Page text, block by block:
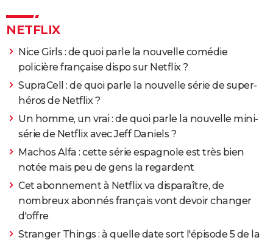
NETFLIX
Nice Girls : de quoi parle la nouvelle comédie
policière française dispo sur Netflix ?
SupraCell : de quoi parle la nouvelle série de super-
héros de Netflix ?
Un homme, un vrai : de quoi parle la nouvelle mini-
série de Netflix avec Jeff Daniels ?
Machos Alfa : cette série espagnole est très bien
notée mais peu de gens la regardent
Cet abonnement à Netflix va disparaître, de
nombreux abonnés français vont devoir changer
d'offre
Stranger Things : à quelle date sort l'épisode 5 de la